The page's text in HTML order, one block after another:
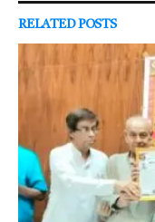
RELATEDPOSTS